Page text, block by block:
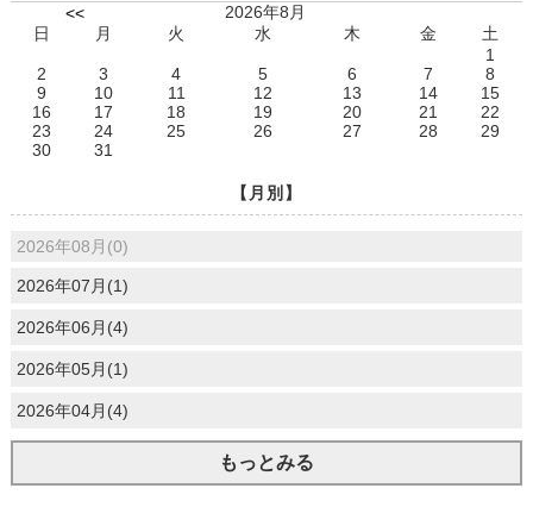
<<
2026年8月
日
月 火 水 木 金
土
1
2
3 4 5 6 7
8
9
10 11 12 13 14
15
16
17 18 19 20 21
22
23
24 25 26 27 28
29
30
31
【月別】
2026年08月(0)
2026年07月(1)
2026年06月(4)
2026年05月(1)
2026年04月(4)
もっとみる